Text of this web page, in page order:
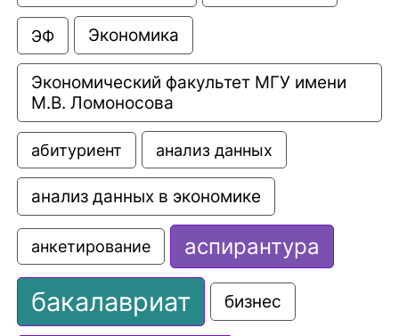
ЭФ Экономика
Экономический факультет МГУ имени
М.В. Ломоносова
абитуриент анализ данных
анализ данных в экономике
анкетирование аспирантура
бакалавриат бизнес